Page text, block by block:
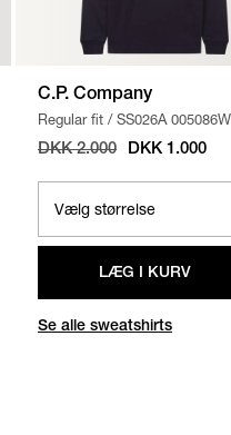
C.P. Company
Regular fit / SS026A 005086W
SWEATSHIRT
/ NAVY
DKK 2.000 DKK 1.000
LÆG I KURV
Se alle sweatshirts